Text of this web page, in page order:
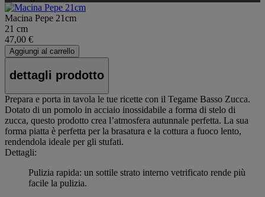
Macina Pepe 21cm
21 cm
47,00 €
Aggiungi al carrello
dettagli prodotto
Prepara e porta in tavola le tue ricette con il Tegame Basso Zucca.
Dotato di un pomolo in acciaio inossidabile a forma di stelo di
zucca, questo prodotto crea l’atmosfera autunnale perfetta. La sua
forma piatta è perfetta per la brasatura e la cottura a fuoco lento,
rendendola ideale per gli stufati.
Dettagli:
Pulizia rapida: un sottile strato interno vetrificato rende più
facile la pulizia.